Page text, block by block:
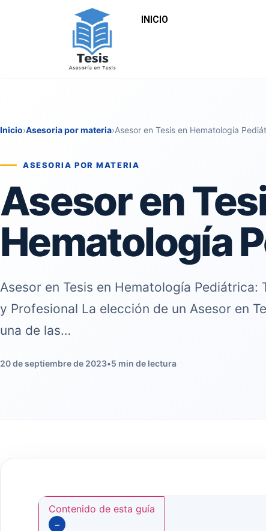
INICIO
Inicio›Asesoria por materia›Asesor en Tesis en Hematología
ASESORIA POR MATERIA
Asesor en
Hematología
Asesor en Tesis en Hematología Pediátrica:
y Profesional La elección de un Asesor en
una de las…
20 de septiembre de 2023•5 min de lectura
Contenido de esta guía
−